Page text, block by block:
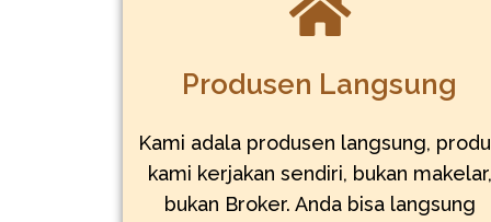
Produsen Langsung
Kami adala produsen langsung,
kami kerjakan sendiri, bukan makelar,
bukan Broker. Anda bisa langsung